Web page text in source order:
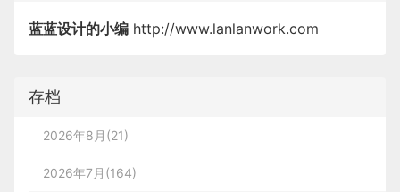
蓝蓝设计的小编 http://www.lanlanwork.com
存档
2026年8月(21)
2026年7月(164)